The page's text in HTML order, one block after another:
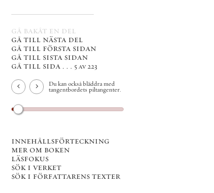
gå bakåt en del
gå till nästa del
gå till första sidan
gå till sista sidan
gå till sida . . . 5 av 223
Du kan också bläddra med
tangentbordets piltangenter.
innehållsförteckning
mer om boken
läsfokus
sök i verket
sök i författarens texter